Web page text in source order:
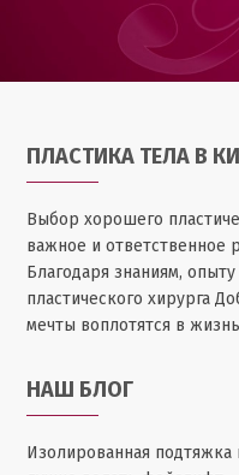
ПЛАСТИКА ТЕЛА В
Выбор хорошего
важное и ответственное
Благодаря знаниям,
пластического хирурга
мечты воплотятся в
НАШ БЛОГ
Изолированная подтяжка